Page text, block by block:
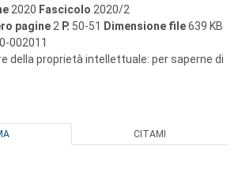
2020 Fascicolo 2020/2
pagine 2 P. 50-51 Dimensione file639 KB
002011
della proprietà intellettuale: per saperne di
CITAMI